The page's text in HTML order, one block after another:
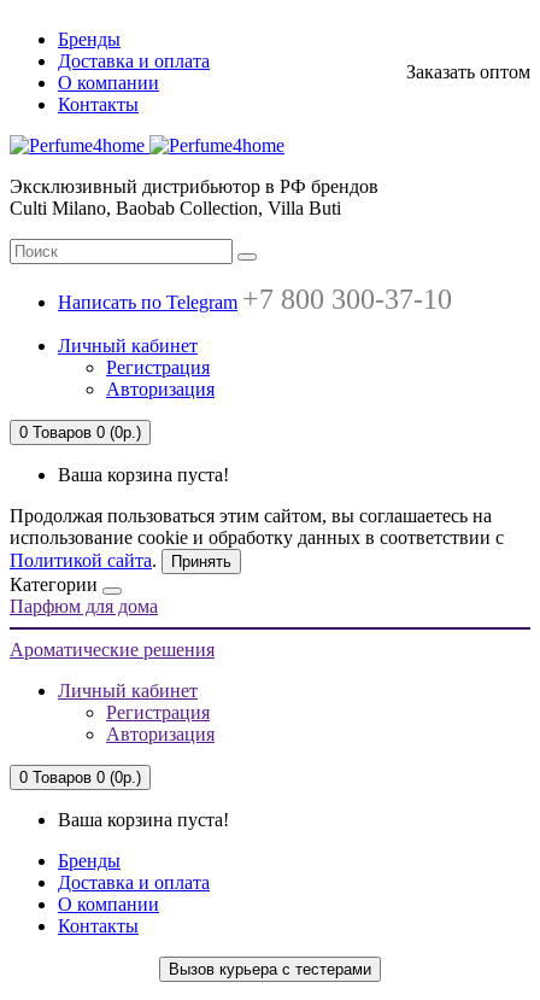
Бренды
Доставка и оплата
О компании
Контакты
Заказать оптом
Эксклюзивный дистрибьютор в РФ брендов
Culti Milano, Baobab Collection, Villa Buti
Написать по Telegram +7 800 300-37-10
Личный кабинет
Регистрация
Авторизация
0 Товаров 0 (0р.)
Ваша корзина пуста!
Продолжая пользоваться этим сайтом, вы соглашаетесь на
использование cookie и обработку данных в соответствии с
Политикой сайта. Принять
Категории
Парфюм для дома
Ароматические решения
Личный кабинет
Регистрация
Авторизация
0 Товаров 0 (0р.)
Ваша корзина пуста!
Бренды
Доставка и оплата
О компании
Контакты
Вызов курьера с тестерами